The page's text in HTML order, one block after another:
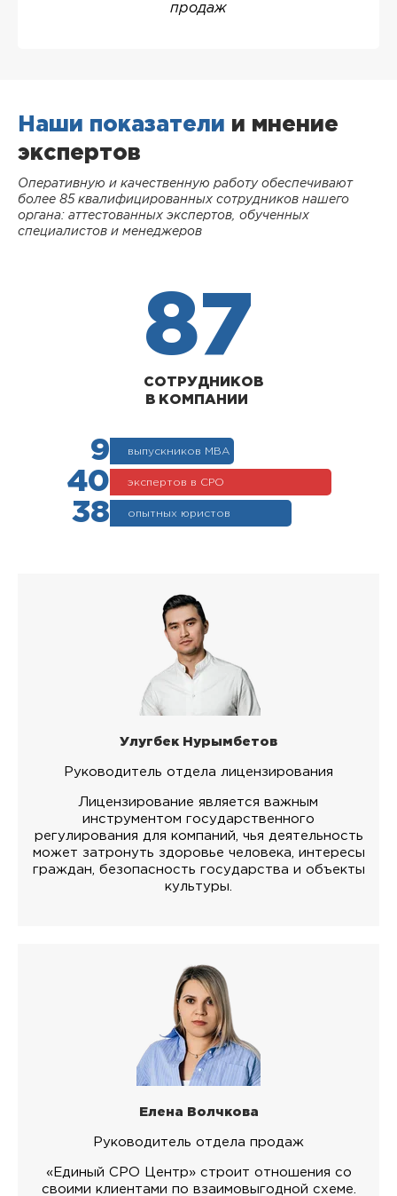
продаж
Наши показатели и мнение
экспертов
Оперативную и качественную работу обеспечивают
более 85 квалифицированных сотрудников нашего
органа: аттестованных экспертов, обученных
специалистов и менеджеров
87
СОТРУДНИКОВ
В КОМПАНИИ
9 выпускников МВА
40 экспертов в СРО
38 опытных юристов
Улугбек Нурымбетов
Руководитель отдела лицензирования
Лицензирование является важным
инструментом государственного
регулирования для компаний, чья деятельность
может затронуть здоровье человека, интересы
граждан, безопасность государства и объекты
культуры.
Елена Волчкова
Руководитель отдела продаж
«Единый СРО Центр» строит отношения со
своими клиентами по взаимовыгодной схеме.